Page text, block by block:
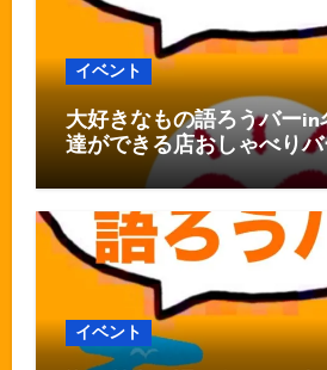
イベント
大好きなもの語ろうバーin
達ができる店おしゃべり
イベント